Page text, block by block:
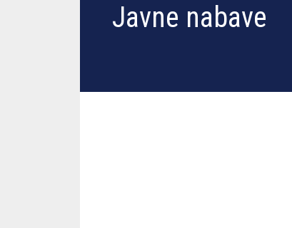
Javne nabave